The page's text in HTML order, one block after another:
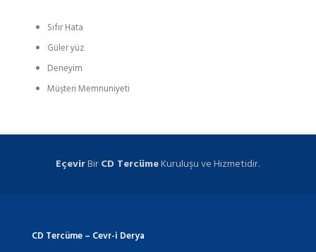
Sıfır Hata
Güler yüz
Deneyim
Müşteri Memnuniyeti
EçevirBirCD TercümeKuruluşu ve Hizmetidir.
CD Tercüme – Cevr-i Derya